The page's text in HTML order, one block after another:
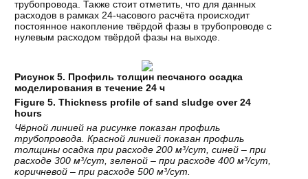
трубопровода. Также стоит отметить, что для данных
расходов в рамках 24-часового расчёта происходит
постоянное накопление твёрдой фазы в трубопроводе с
нулевым расходом твёрдой фазы на выходе.
Рисунок 5. Профиль толщин песчаного осадка
моделирования в течение 24 ч
Figure 5. Thickness profile of sand sludge over 24
hours
Чёрной линией на рисунке показан профиль
трубопровода. Красной линией показан профиль
толщины осадка при расходе 200 м³/сут, синей – при
расходе 300 м³/сут, зеленой – при расходе 400 м³/сут,
коричневой – при расходе 500 м³/сут.